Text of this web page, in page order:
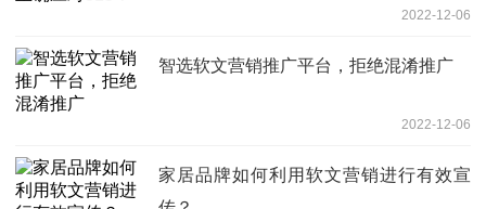
2022-12-06
智选软文营销推广平台，拒绝混淆推广
2022-12-06
家居品牌如何利用软文营销进行有效宣